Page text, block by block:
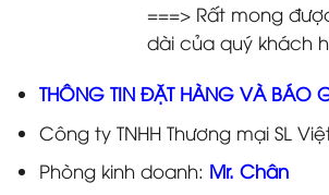
===> Rất mong
dài của quý khách
THÔNG TIN ĐẶT HÀNG VÀ BÁO
Công ty TNHH Thương mại SL
Phòng kinh doanh: Mr. Chân